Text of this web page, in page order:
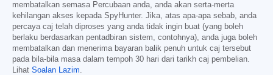
membatalkan semasa Percubaan anda, anda akan serta-merta
kehilangan akses kepada SpyHunter. Jika, atas apa-apa sebab, anda
percaya caj telah diproses yang anda tidak ingin buat (yang boleh
berlaku berdasarkan pentadbiran sistem, contohnya), anda juga boleh
membatalkan dan menerima bayaran balik penuh untuk caj tersebut
pada bila-bila masa dalam tempoh 30 hari dari tarikh caj pembelian.
Lihat Soalan Lazim.